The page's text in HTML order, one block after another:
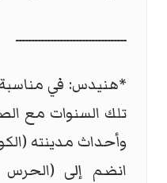
ـــــــــــــــــــــــــــــــــــ
*هنيدس: في
تلك السنوات مع
وأحداث مدينته
انضم إلى (الحرس